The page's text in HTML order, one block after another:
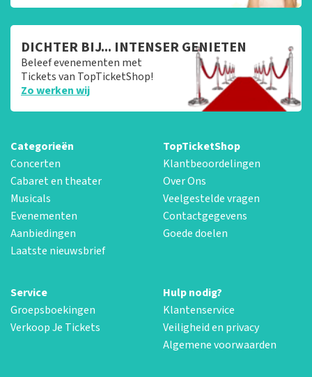
DICHTER BIJ... INTENSER GENIETEN
Beleef evenementen met
Tickets van TopTicketShop!
Zo werken wij
Categorieën
Concerten
Cabaret en theater
Musicals
Evenementen
Aanbiedingen
Laatste nieuwsbrief
TopTicketShop
Klantbeoordelingen
Over Ons
Veelgestelde vragen
Contactgegevens
Goede doelen
Service
Groepsboekingen
Verkoop Je Tickets
Hulp nodig?
Klantenservice
Veiligheid en privacy
Algemene voorwaarden